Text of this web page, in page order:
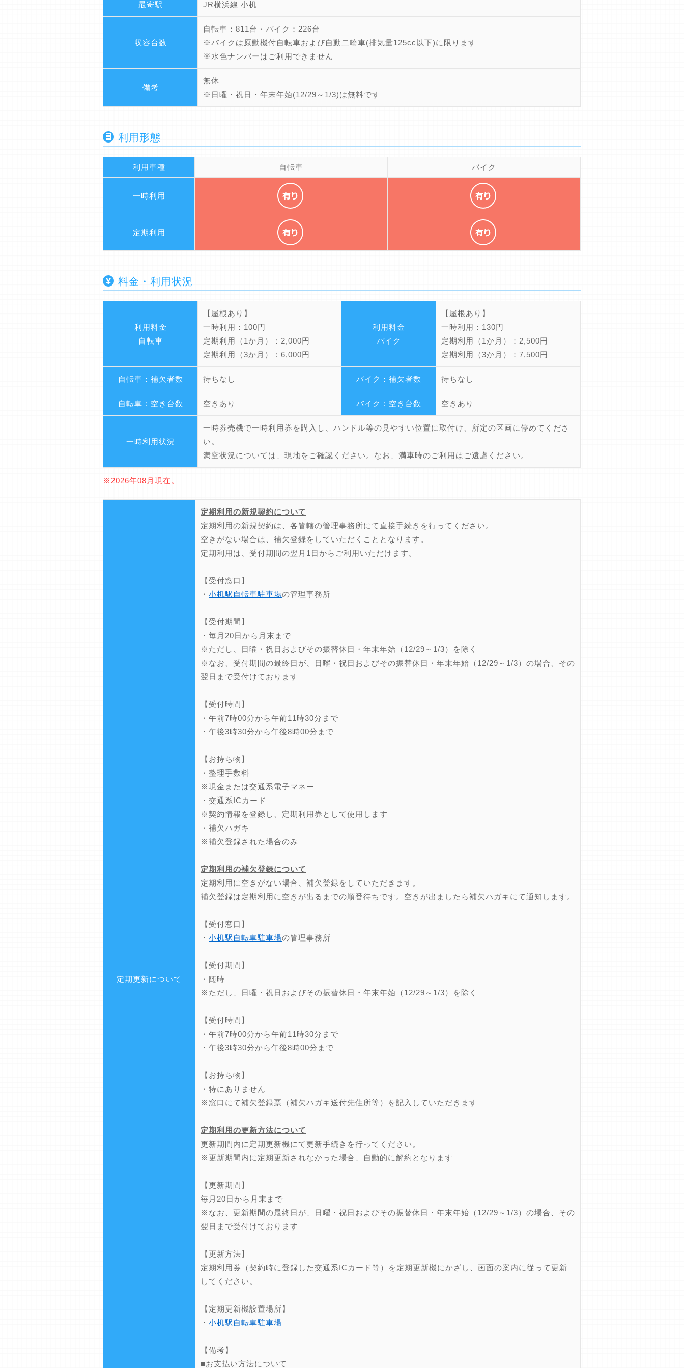
最寄駅 JR横浜線 小机
収容台数
自転車：811台・バイク：226台
※バイクは原動機付自転車および自動二輪車(排気量125cc以下)に限ります
※水色ナンバーはご利用できません
備考
無休
※日曜・祝日・年末年始(12/29～1/3)は無料です
利用形態
利用車種 自転車 バイク
一時利用
定期利用
料金・利用状況
利用料金
自転車
【屋根あり】
一時利用：100円
定期利用（1か月）：2,000円
定期利用（3か月）：6,000円
利用料金
バイク
【屋根あり】
一時利用：130円
定期利用（1か月）：2,500円
定期利用（3か月）：7,500円
自転車：補欠者数 待ちなし バイク：補欠者数 待ちなし
自転車：空き台数 空きあり バイク：空き台数 空きあり
一時利用状況
一時券売機で一時利用券を購入し、ハンドル等の見やすい位置に取付け、所定の区画に停めてくださ
い。
満空状況については、現地をご確認ください。なお、満車時のご利用はご遠慮ください。
※2026年08月現在。
定期更新について
定期利用の新規契約について
定期利用の新規契約は、各管轄の管理事務所にて直接手続きを行ってください。
空きがない場合は、補欠登録をしていただくこととなります。
定期利用は、受付期間の翌月1日からご利用いただけます。
【受付窓口】
・ 小机駅自転車駐車場の管理事務所
【受付期間】
・毎月20日から月末まで
※ただし、日曜・祝日およびその振替休日・年末年始（12/29～1/3）を除く
※なお、受付期間の最終日が、日曜・祝日およびその振替休日・年末年始（12/29～1/3）の場合、その
翌日まで受付けております
【受付時間】
・午前7時00分から午前11時30分まで
・午後3時30分から午後8時00分まで
【お持ち物】
・整理手数料
※現金または交通系電子マネー
・交通系ICカード
※契約情報を登録し、定期利用券として使用します
・補欠ハガキ
※補欠登録された場合のみ
定期利用の補欠登録について
定期利用に空きがない場合、補欠登録をしていただきます。
補欠登録は定期利用に空きが出るまでの順番待ちです。空きが出ましたら補欠ハガキにて通知します。
【受付窓口】
・ 小机駅自転車駐車場の管理事務所
【受付期間】
・随時
※ただし、日曜・祝日およびその振替休日・年末年始（12/29～1/3）を除く
【受付時間】
・午前7時00分から午前11時30分まで
・午後3時30分から午後8時00分まで
【お持ち物】
・特にありません
※窓口にて補欠登録票（補欠ハガキ送付先住所等）を記入していただきます
定期利用の更新方法について
更新期間内に定期更新機にて更新手続きを行ってください。
※更新期間内に定期更新されなかった場合、自動的に解約となります
【更新期間】
毎月20日から月末まで
※なお、更新期間の最終日が、日曜・祝日およびその振替休日・年末年始（12/29～1/3）の場合、その
翌日まで受付けております
【更新方法】
定期利用券（契約時に登録した交通系ICカード等）を定期更新機にかざし、画面の案内に従って更新
してください。
【定期更新機設置場所】
・ 小机駅自転車駐車場
【備考】
■お支払い方法について